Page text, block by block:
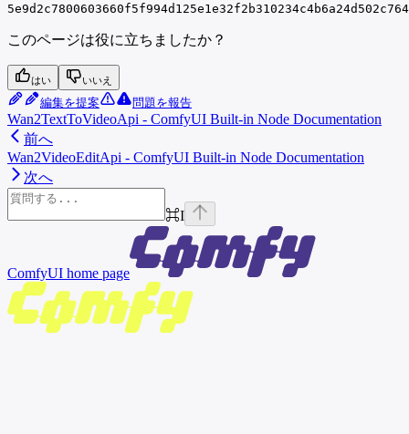
このページは役に立ちましたか？
はい いいえ
編集を提案 問題を報告
Wan2TextToVideoApi - ComfyUI Built-in Node Documentation
前へ
Wan2VideoEditApi - ComfyUI Built-in Node Documentation
次へ
⌘I
ComfyUI home page